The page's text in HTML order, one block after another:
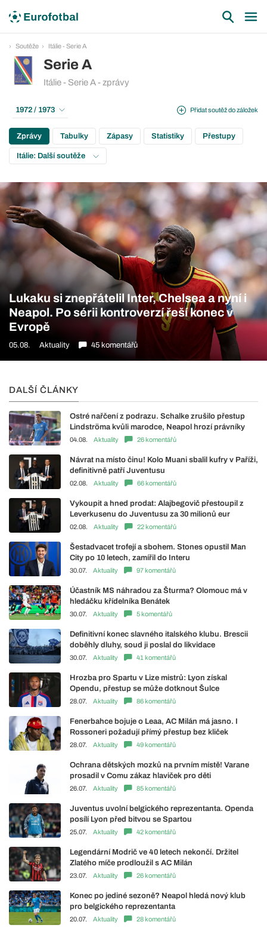
Soutěže Itálie - Serie A
Serie A
Itálie - Serie A - zprávy
Přidat soutěž do záložek
1972 / 1973
Zprávy Tabulky Zápasy Statistiky Přestupy
Itálie: Další soutěže
Lukaku si znepřátelil Inter, Chelsea a nyní i
Neapol. Po sérii kontroverzí řeší konec v
Evropě
05.08. Aktuality 45 komentářů
DALŠÍ ČLÁNKY
Ostré nařčení z podrazu. Schalke zrušilo přestup
Lindströma kvůli marodce, Neapol hrozí právníky
04.08. Aktuality 26 komentářů
Návrat na místo činu! Kolo Muani sbalil kufry v Paříži,
definitivně patří Juventusu
02.08. Aktuality 66 komentářů
Vykoupit a hned prodat: Alajbegovič přestoupil z
Leverkusenu do Juventusu za 30 milionů eur
02.08. Aktuality 22 komentářů
Šestadvacet trofejí a sbohem. Stones opustil Man
City po 10 letech, zamířil do Interu
30.07. Aktuality 97 komentářů
Účastník MS náhradou za Šturma? Olomouc má v
hledáčku křídelníka Benátek
30.07. Aktuality 5 komentářů
Definitivní konec slavného italského klubu. Brescii
doběhly dluhy, soud ji poslal do likvidace
30.07. Aktuality 41 komentářů
Hrozba pro Spartu v Lize mistrů: Lyon získal
Opendu, přestup se může dotknout Šulce
28.07. Aktuality 86 komentářů
Fenerbahce bojuje o Leaa, AC Milán má jasno. I
Rossoneri požadují přímý přestup bez kliček
28.07. Aktuality 49 komentářů
Ochrana dětských mozků na prvním místě! Varane
prosadil v Comu zákaz hlaviček pro děti
26.07. Aktuality 85 komentářů
Juventus uvolní belgického reprezentanta. Openda
posílí Lyon před bitvou se Spartou
25.07. Aktuality 42 komentářů
Legendární Modrič ve 40 letech nekončí. Držitel
Zlatého míče prodloužil s AC Milán
23.07. Aktuality 26 komentářů
Konec po jediné sezoně? Neapol hledá nový klub
pro belgického reprezentanta
20.07. Aktuality 28 komentářů